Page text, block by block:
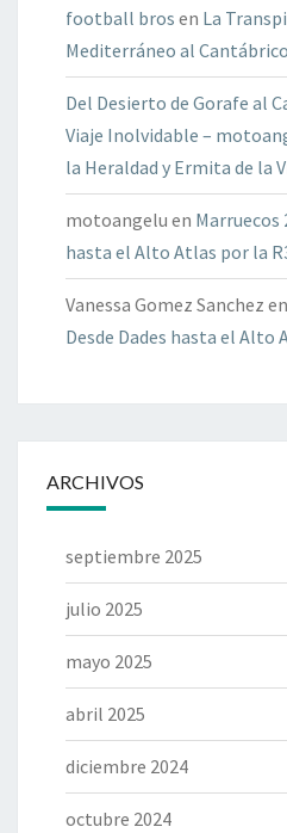
football bros en La
Mediterráneo al
Del Desierto de Gorafe al
Viaje Inolvidable –
la Heraldad y Ermita de la
motoangelu en Marruecos
hasta el Alto Atlas por la
Vanessa Gomez Sanchez en
Desde Dades hasta el Alto
ARCHIVOS
septiembre 2025
julio 2025
mayo 2025
abril 2025
diciembre 2024
octubre 2024